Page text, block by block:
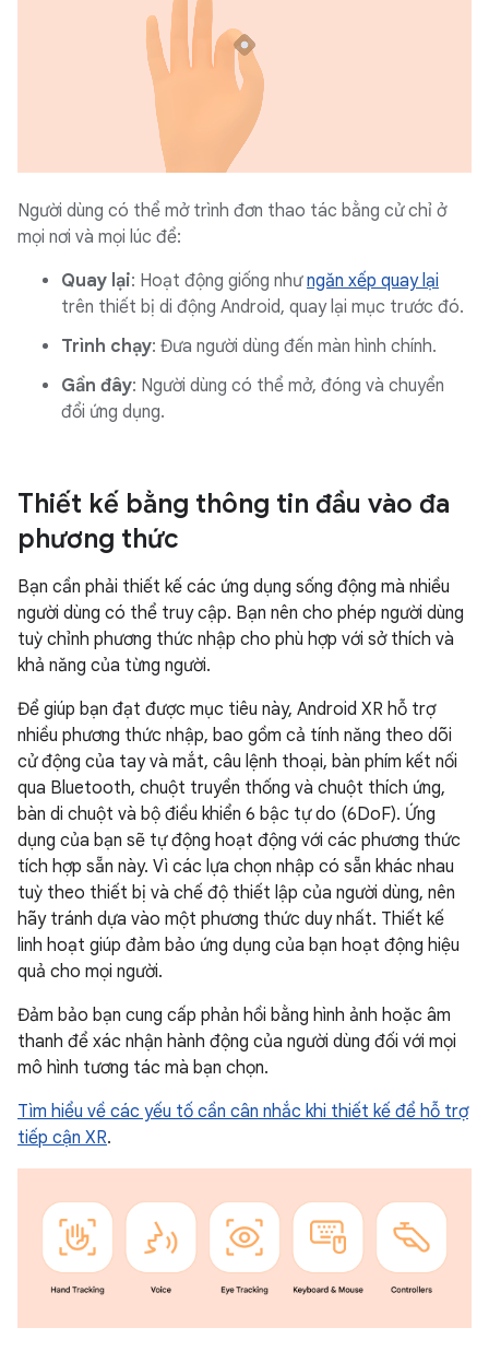
Người dùng có thể mở trình đơn thao tác bằng cử chỉ ở
mọi nơi và mọi lúc để:
Quay lại: Hoạt động giống nhưngăn xếp quay lại
trên thiết bị di động Android, quay lại mục trước đó.
Trình chạy: Đưa người dùng đến màn hình chính.
Gần đây: Người dùng có thể mở, đóng và chuyển
đổi ứng dụng.
Thiết kế bằng thông tin đầu vào đa
phương thức
Bạn cần phải thiết kế các ứng dụng sống động mà nhiều
người dùng có thể truy cập. Bạn nên cho phép người dùng
tuỳ chỉnh phương thức nhập cho phù hợp với sở thích và
khả năng của từng người.
Để giúp bạn đạt được mục tiêu này, Android XR hỗ trợ
nhiều phương thức nhập, bao gồm cả tính năng theo dõi
cử động của tay và mắt, câu lệnh thoại, bàn phím kết nối
qua Bluetooth, chuột truyền thống và chuột thích ứng,
bàn di chuột và bộ điều khiển 6 bậc tự do (6DoF). Ứng
dụng của bạn sẽ tự động hoạt động với các phương thức
tích hợp sẵn này. Vì các lựa chọn nhập có sẵn khác nhau
tuỳ theo thiết bị và chế độ thiết lập của người dùng, nên
hãy tránh dựa vào một phương thức duy nhất. Thiết kế
linh hoạt giúp đảm bảo ứng dụng của bạn hoạt động hiệu
quả cho mọi người.
Đảm bảo bạn cung cấp phản hồi bằng hình ảnh hoặc âm
thanh để xác nhận hành động của người dùng đối với mọi
mô hình tương tác mà bạn chọn.
Tìm hiểu về các yếu tố cần cân nhắc khi thiết kế để hỗ trợ
tiếp cận XR.